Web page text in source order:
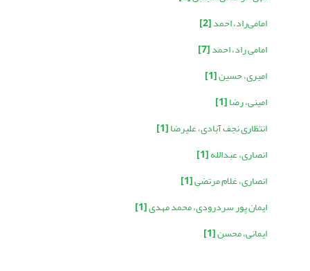
امامی‌راد، احمد[2]
امامی راد، احمد[7]
امیری، حسین[1]
امینی، رضا[1]
انتظاری نجف آبادی، علیرضا[1]
انصاری، عبدالله[1]
انصاری، غلام مرتضی[1]
ایمان پور سردرودی، محمد مهدی[1]
ایمانی، محسن[1]